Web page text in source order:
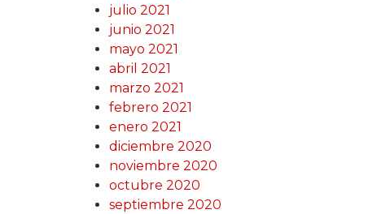
julio 2021
junio 2021
mayo 2021
abril 2021
marzo 2021
febrero 2021
enero 2021
diciembre 2020
noviembre 2020
octubre 2020
septiembre 2020